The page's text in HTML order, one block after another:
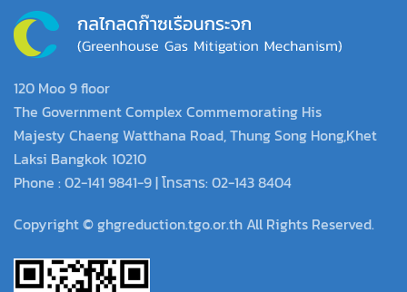
120 Moo 9 floor
The Government Complex Commemorating His
Majesty Chaeng Watthana Road, Thung Song Hong,Khet
Laksi Bangkok 10210
Phone : 02-141 9841-9 | โทรสาร: 02-143 8404
Copyright © ghgreduction.tgo.or.th All Rights Reserved.